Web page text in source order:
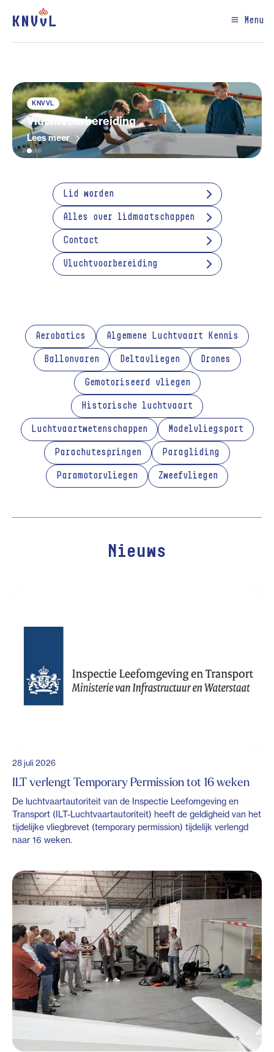
Menu
Lid worden
Alles over lidmaatschappen
Contact
Vluchtvoorbereiding
KNVVL
Vluchtvoorbereiding
Lees meer
Aerobatics Algemene Luchtvaart Kennis
Ballonvaren Deltavliegen Drones
Gemotoriseerd vliegen
Historische luchtvaart
Luchtvaartwetenschappen Modelvliegsport
Parachutespringen Paragliding
Paramotorvliegen Zweefvliegen
Nieuws
28 juli 2026
ILT verlengt Temporary Permission tot 16 weken
De luchtvaartautoriteit van de Inspectie Leefomgeving en
Transport (ILT-Luchtvaartautoriteit) heeft de geldigheid van het
tijdelijke vliegbrevet (temporary permission) tijdelijk verlengd
naar 16 weken.